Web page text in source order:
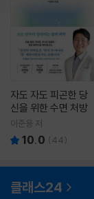
자도 자도 피곤한 당
신을 위한 수면 처방
이준용 저
10.0 (44)
클래스24